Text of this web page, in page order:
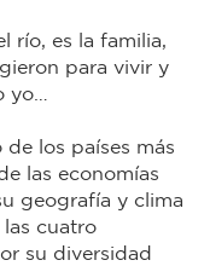
río, es la familia,
para vivir y
yo…
los países más
las economías
geografía y clima
cuatro
su diversidad